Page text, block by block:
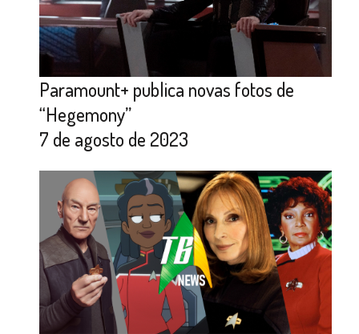
Paramount+ publica novas fotos de
“Hegemony”
7 de agosto de 2023